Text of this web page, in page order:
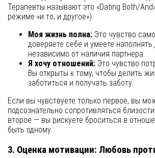
Терапевты называют это «Dating Both/
режиме «и то, и другое»):
Моя жизнь полна: Это чувство
доверяете себе и умеете
независимо от наличия партнера.
Я хочу отношений: Это чувство
Вы открыты к тому, чтобы делить
заботиться и получать заботу.
Если вы чувствуете только первое, вы
подсознательно сопротивляться
второе — вы рискуете броситься в
быть одному.
3. Оценка мотивации: Любовь